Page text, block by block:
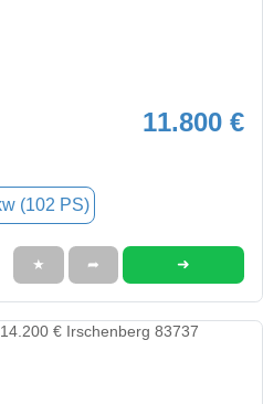
11.800 €
(102 PS)
★ ➦ ➜